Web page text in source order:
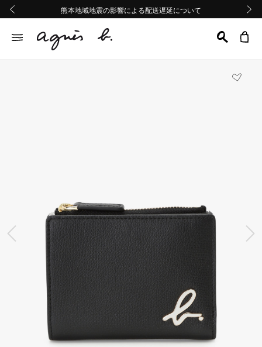
熊本地域地震の影響による配送遅延について
Summer Sale 2buy10%OFF!!
熊本地域地震の影響による配送遅延について
Summer Sale 2buy10%OFF!!
前の画像